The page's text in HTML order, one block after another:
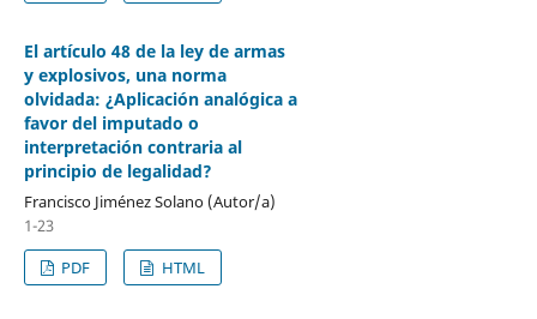
El artículo 48 de la ley de armas
y explosivos, una norma
olvidada: ¿Aplicación analógica a
favor del imputado o
interpretación contraria al
principio de legalidad?
Francisco Jiménez Solano (Autor/a)
1-23
PDF
HTML